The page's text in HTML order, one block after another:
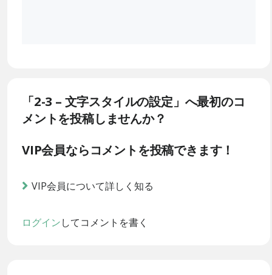
「2-3 – 文字スタイルの設定」へ最初のコ
メントを投稿しませんか？
VIP会員ならコメントを投稿できます！
VIP会員について詳しく知る
ログインしてコメントを書く